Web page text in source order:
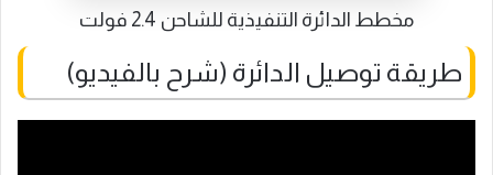
مخطط الدائرة التنفيذية للشاحن 2.4 فولت
طريقة توصيل الدائرة (شرح بالفيديو)